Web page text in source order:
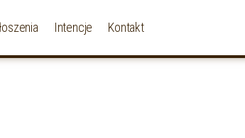
Intencje Kontakt